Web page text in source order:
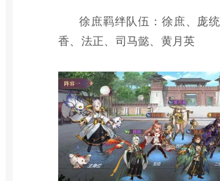
徐庶羁绊队伍：徐庶、庞
香、法正、司马懿、黄月英